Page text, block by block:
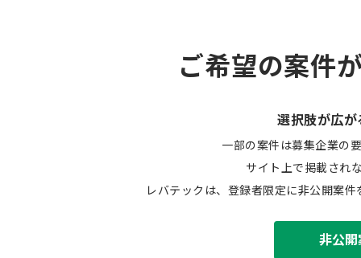
ご希望の案件
選択肢が広が
一部の案件は募集企業の
サイト上で掲載され
レバテックは、登録者限定に非公開案
非公